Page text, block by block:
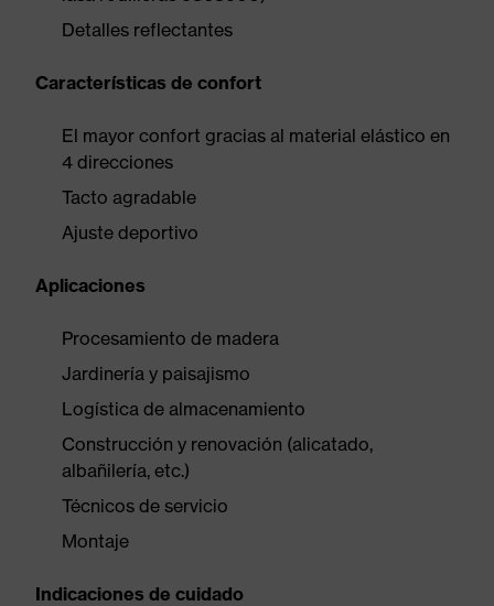
Detalles reflectantes
Características de confort
El mayor confort gracias al material elástico en
4 direcciones
Tacto agradable
Ajuste deportivo
Aplicaciones
Procesamiento de madera
Jardinería y paisajismo
Logística de almacenamiento
Construcción y renovación (alicatado,
albañilería, etc.)
Técnicos de servicio
Montaje
Indicaciones de cuidado